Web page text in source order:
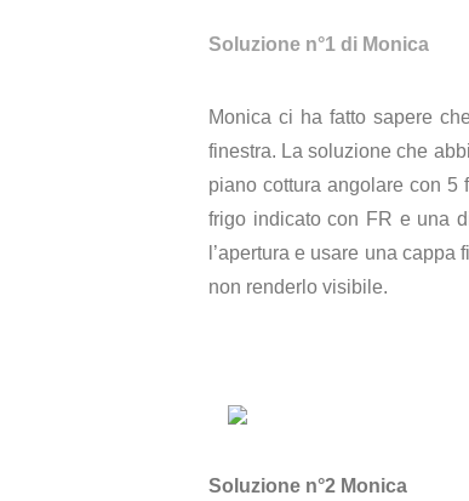
Soluzione n°1 di Monica
Monica ci ha fatto sapere
finestra. La soluzione che
piano cottura angolare con 5
frigo indicato con FR e una
l’apertura e usare una
non renderlo visibile.
Soluzione n°2 Monica